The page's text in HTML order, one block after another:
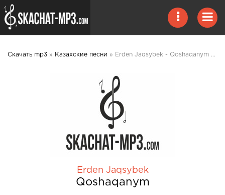
Скачать mp3 » Казахские песни » Erden Jaqsybek - Qoshaqanym 2020 mp3 скачать
Erden Jaqsybek
Qoshaqanym